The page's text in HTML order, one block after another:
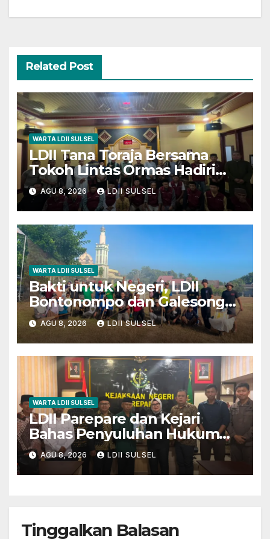
Related Post
WARTA LDII SULSEL
LDII Tana Toraja Bersama
Tokoh Lintas Ormas Hadiri
Safari Magrib-Isya di Masjid
Polres
AGU 8, 2026 LDII SULSEL
WARTA LDII SULSEL
Bakti untuk Negeri, LDII
Bontonompo dan Galesong
Kerja Bakti Bersama di
Lapangan Barembeng
AGU 8, 2026 LDII SULSEL
WARTA LDII SULSEL
LDII Parepare dan Kejari
Bahas Penyuluhan Hukum
untuk Warga dan Masyarakat
AGU 8, 2026 LDII SULSEL
Tinggalkan Balasan